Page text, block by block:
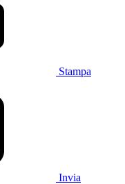
Stampa
Invia